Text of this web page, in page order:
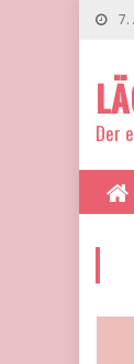
7.
Der